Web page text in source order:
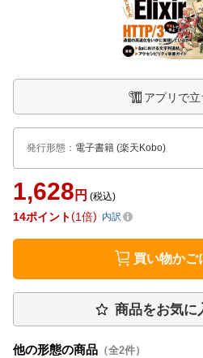
アプリで立
発行形態 ： 電子書籍 (楽天Kobo)
1,628 円 (税込)
14ポイント 1倍 内訳
買い物かご
商品をお気に
他の形態の商品 （全2件）